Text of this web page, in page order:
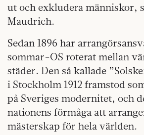
ut och exkludera människor,
Maudrich.
Sedan 1896 har
sommar-OS roterat mellan
städer. Den så kallade
i Stockholm 1912 framstod
på Sveriges modernitet, och
nationens förmåga att
mästerskap för hela världen.